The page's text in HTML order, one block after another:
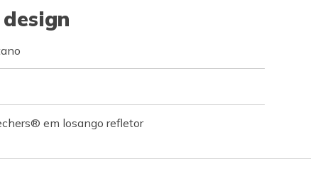
em losango refletor